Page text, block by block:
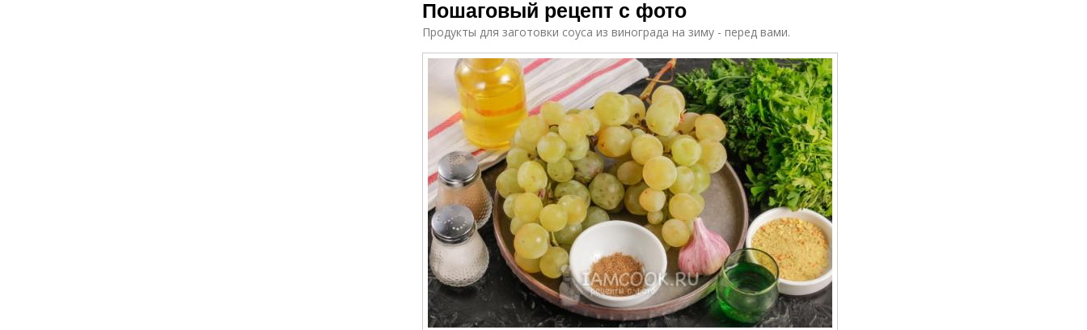
Пошаговый рецепт с фото
Продукты для заготовки соуса из винограда на зиму - перед вами.